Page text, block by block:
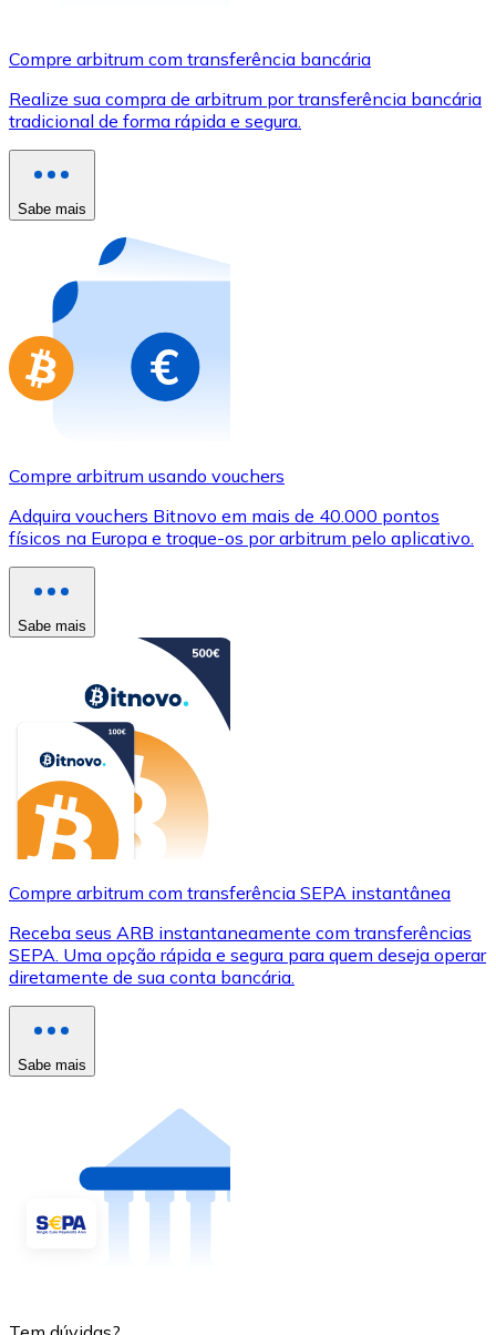
Use cartões Visa e Mastercard para comprar
Comprar com cartão
Compre cartões-presente das suas marcas favoritas
Ir para a loja de cartões-presente
Compre arbitrum com transferência bancária
Realize sua compra de arbitrum por transferência bancária
tradicional de forma rápida e segura.
Sabe mais
Compre arbitrum usando vouchers
Adquira vouchers Bitnovo em mais de 40.000 pontos
físicos na Europa e troque-os por arbitrum pelo aplicativo.
Sabe mais
Compre arbitrum com transferência SEPA instantânea
Receba seus ARB instantaneamente com transferências
SEPA. Uma opção rápida e segura para quem deseja operar
diretamente de sua conta bancária.
Sabe mais